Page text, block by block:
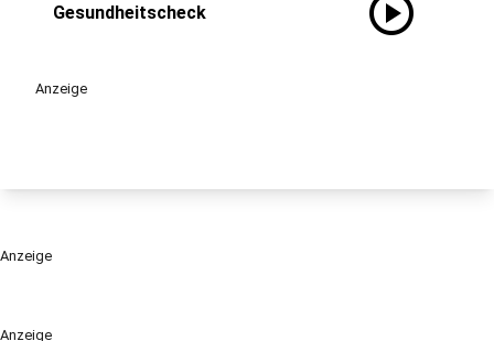
Anzeige
Gesundheitscheck play_circle
Anzeige
Anzeige